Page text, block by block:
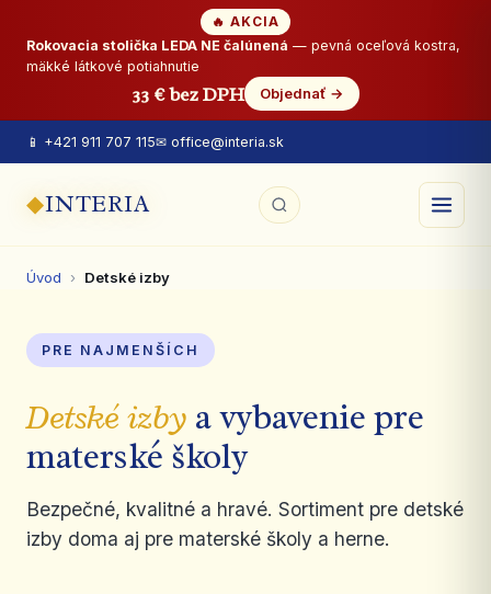
🔥 AKCIA
Rokovacia stolička LEDA NE čalúnená — pevná oceľová kostra,
mäkké látkové potiahnutie
33 € bez DPH Objednať →
📱 +421 911 707 115✉ office@interia.sk
◆INTERIA
Úvod › Detské izby
PRE NAJMENŠÍCH
Detské izby a vybavenie pre
materské školy
Bezpečné, kvalitné a hravé. Sortiment pre detské
izby doma aj pre materské školy a herne.